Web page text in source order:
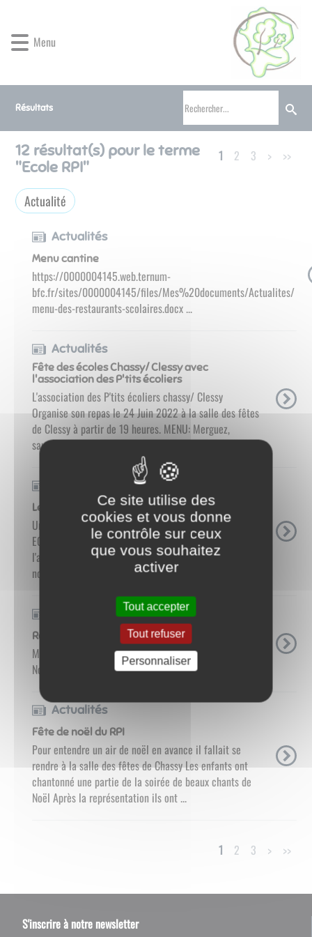
rapide
rapide
principal
rapide
recherche
rapide
de
page
Menu
Résultats
12 résultat(s) pour le terme
"Ecole RPI"
1 2 3 > >>
Actualité
Actualités
Menu cantine
https://0000004145.web.ternum-
bfc.fr/sites/0000004145/files/Mes%20documents/Actualites/
menu-des-restaurants-scolaires.docx ...
Actualités
Fête des écoles Chassy/ Clessy avec
l'association des P'tits écoliers
​​​​​​​ L'association des P'tits écoliers chassy/ Clessy
Organise son repas le 24 Juin 2022 à la salle des fêtes
de Clessy à partir de 19 heures. MENU: Merguez,
saucisse, frites, fromage 8 ...
Les P'tits écoliers Chassy/Clessy
Un tout nouveau bureau pour l’association des P'TITS
ECOLIERS CHASSY/CLESSY Aprés 6 ans à la tête de
l'association Johan Lepianko à laissé sa place à la
nouvelle présidente Christelle Cheminat, une nouvelle ...
Repas de Noël des enfants
Mardi 13 Décembre notre cantine à prit un petit air de
Noël . une jolie décoration faite par Nadine . ...
Actualités
Fête de noël du RPI
Pour entendre un air de noël en avance il fallait se
rendre à la salle des fêtes de Chassy Les enfants ont
chantonné une partie de la soirée de beaux chants de
Noël Après la représentation ils ont ...
1 2 3 > >>
S'inscrire à notre newsletter
Ce site utilise des
cookies et vous donne
le contrôle sur ceux
que vous souhaitez
activer
Tout accepter
Tout refuser
Personnaliser